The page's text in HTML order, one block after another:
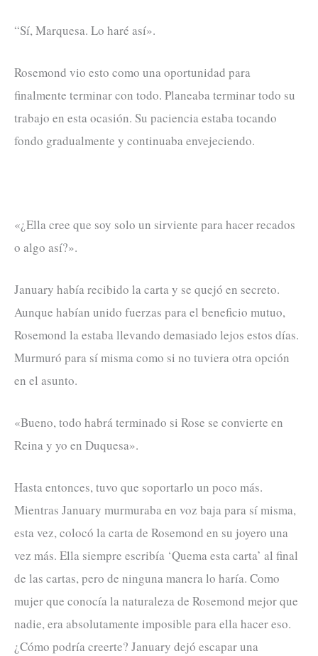
“Sí, Marquesa. Lo haré así».
Rosemond vio esto como una oportunidad para
finalmente terminar con todo. Planeaba terminar todo su
trabajo en esta ocasión. Su paciencia estaba tocando
fondo gradualmente y continuaba envejeciendo.
«¿Ella cree que soy solo un sirviente para hacer recados
o algo así?».
January había recibido la carta y se quejó en secreto.
Aunque habían unido fuerzas para el beneficio mutuo,
Rosemond la estaba llevando demasiado lejos estos días.
Murmuró para sí misma como si no tuviera otra opción
en el asunto.
«Bueno, todo habrá terminado si Rose se convierte en
Reina y yo en Duquesa».
Hasta entonces, tuvo que soportarlo un poco más.
Mientras January murmuraba en voz baja para sí misma,
esta vez, colocó la carta de Rosemond en su joyero una
vez más. Ella siempre escribía ‘Quema esta carta’ al final
de las cartas, pero de ninguna manera lo haría. Como
mujer que conocía la naturaleza de Rosemond mejor que
nadie, era absolutamente imposible para ella hacer eso.
¿Cómo podría creerte? January dejó escapar una